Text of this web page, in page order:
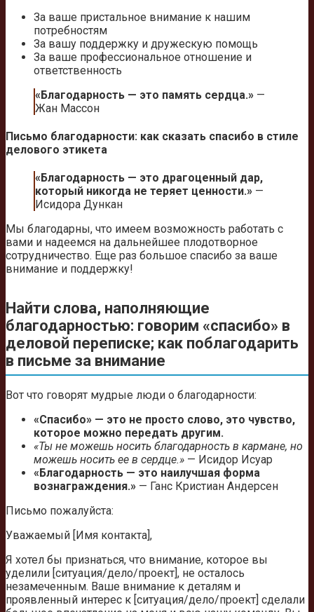
За ваше пристальное внимание к нашим
потребностям
За вашу поддержку и дружескую помощь
За ваше профессиональное отношение и
ответственность
«Благодарность — это память сердца.» —
Жан Массон
Письмо благодарности: как сказать спасибо в стиле
делового этикета
«Благодарность — это драгоценный дар,
который никогда не теряет ценности.» —
Исидора Дункан
Мы благодарны, что имеем возможность работать с
вами и надеемся на дальнейшее плодотворное
сотрудничество. Еще раз большое спасибо за ваше
внимание и поддержку!
Найти слова, наполняющие
благодарностью: говорим «спасибо» в
деловой переписке; как поблагодарить
в письме за внимание
Вот что говорят мудрые люди о благодарности:
«Спасибо» — это не просто слово, это чувство,
которое можно передать другим.
«Ты не можешь носить благодарность в кармане, но
можешь носить ее в сердце.» — Исидор Исуар
«Благодарность — это наилучшая форма
вознаграждения.» — Ганс Кристиан Андерсен
Письмо пожалуйста:
Уважаемый [Имя контакта],
Я хотел бы признаться, что внимание, которое вы
уделили [ситуация/дело/проект], не осталось
незамеченным. Ваше внимание к деталям и
проявленный интерес к [ситуация/дело/проект] сделали